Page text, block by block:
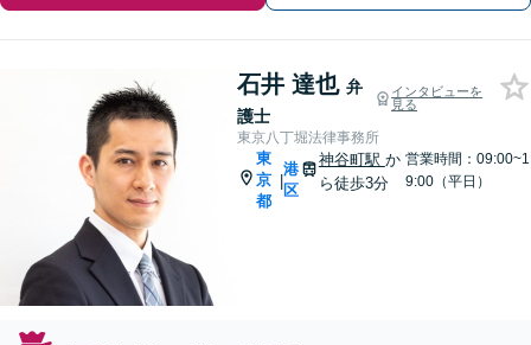
石井 達也 弁
護士
インタビューを
見る
東京八丁堀法律事務所
東
京
都
|
港
区
神谷町駅 か
ら徒歩3分
営業時間：09:00~1
9:00（平日）